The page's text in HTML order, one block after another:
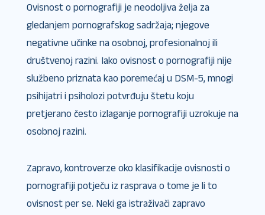
Ovisnost o pornografiji je neodoljiva želja za
gledanjem pornografskog sadržaja; njegove
negativne učinke na osobnoj, profesionalnoj ili
društvenoj razini. Iako ovisnost o pornografiji nije
službeno priznata kao poremećaj u DSM-5, mnogi
psihijatri i psiholozi potvrđuju štetu koju
pretjerano često izlaganje pornografiji uzrokuje na
osobnoj razini.
Zapravo, kontroverze oko klasifikacije ovisnosti o
pornografiji potječu iz rasprava o tome je li to
ovisnost per se. Neki ga istraživači zapravo